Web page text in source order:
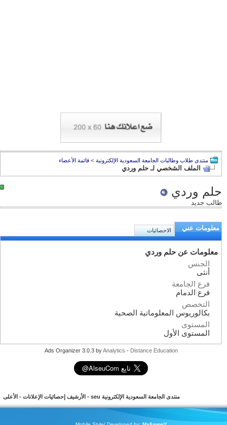
منتدى طلاب وطالبات الجامعة السعودية الإلكترونية > قائمة الأعضاء
الملف الشخصي لـ حلم وردي
حلم وردي
طالب جديد
معلومات عني الاحصائيات
معلومات عن حلم وردي
الجنس
أنثى
فرع الجامعة
فرع الدمام
التخصص
بكالوريوس المعلوماتية الصحية
المستوى
المستوى الأول
Ads Organizer 3.0.3 byAnalytics -Distance Education
منتدى الجامعة السعودية الإلكترونية seu - الأرشيف إحصائيات الإعلانات- الأعلى